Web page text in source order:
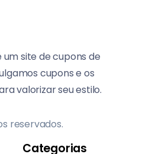
site de cupons de
cupons e os
valorizar seu estilo.
reservados.
Categorias